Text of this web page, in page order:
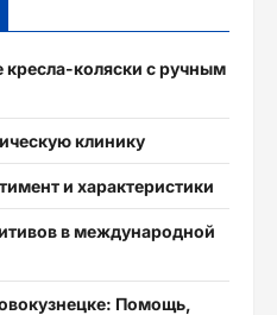
коляски с ручным
клинику
и характеристики
в международной
Помощь,